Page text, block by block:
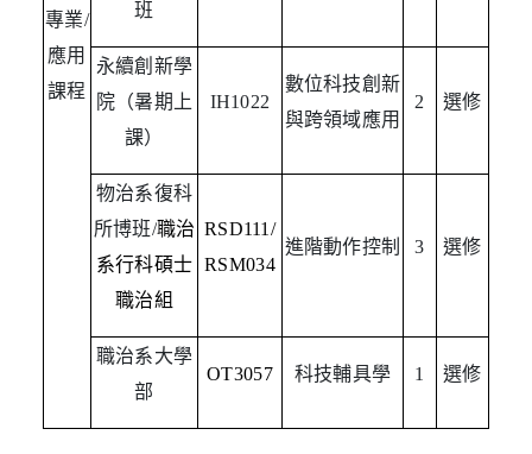
專業/
應用
課程
班
永續創新學
院（暑期上
課）
IH1022
數位科技創新
與跨領域應用
2 選修
物治系復科
所博班/職治
系行科碩士
職治組
RSD111/
RSM034
進階動作控制 3 選修
職治系大學
部
OT3057 科技輔具學 1 選修